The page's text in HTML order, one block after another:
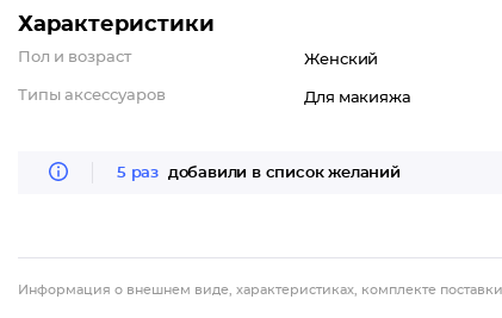
Характеристики
Пол и возраст Женский
Типы аксессуаров Для макияжа
5 раз добавили в список желаний
Информация о внешнем виде, характеристиках, комплекте